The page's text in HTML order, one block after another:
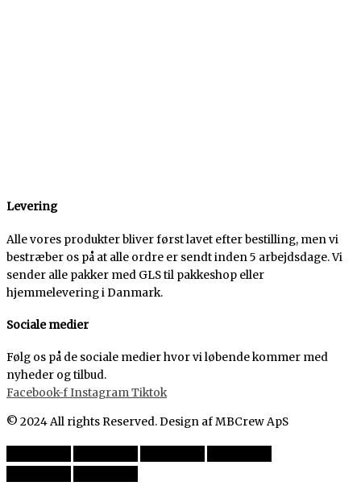
Levering
Alle vores produkter bliver først lavet efter bestilling, men vi
bestræber os på at alle ordre er sendt inden 5 arbejdsdage. Vi
sender alle pakker med GLS til pakkeshop eller
hjemmelevering i Danmark.
Sociale medier
Følg os på de sociale medier hvor vi løbende kommer med
nyheder og tilbud.
Facebook-fInstagramTiktok
© 2024 All rights Reserved. Design af MBCrew ApS